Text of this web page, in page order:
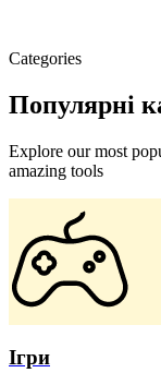
Categories
Популярні
Explore our most
amazing tools
Ігри